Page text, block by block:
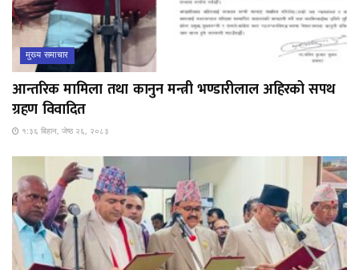
मुख्य समाचार
आन्तरिक मामिला तथा कानुन मन्त्री भण्डारीलाल अहिरको सपथ
ग्रहण विवादित
१:३६ बिहान, जेष्ठ २६, २०८३